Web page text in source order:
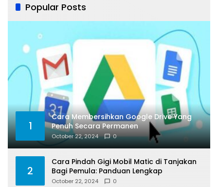
Popular Posts
1
Cara Membersihkan Google Drive Yang
Penuh Secara Permanen
October 22, 2024 0
2
Cara Pindah Gigi Mobil Matic di Tanjakan
Bagi Pemula: Panduan Lengkap
October 22, 2024 0